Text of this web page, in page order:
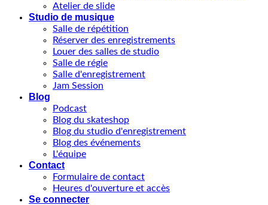
Atelier de slide
Studio de musique
Salle de répétition
Réserver des enregistrements
Louer des salles de studio
Salle de régie
Salle d'enregistrement
Jam Session
Blog
Podcast
Blog du skateshop
Blog du studio d'enregistrement
Blog des événements
L'équipe
Contact
Formulaire de contact
Heures d'ouverture et accès
Se connecter